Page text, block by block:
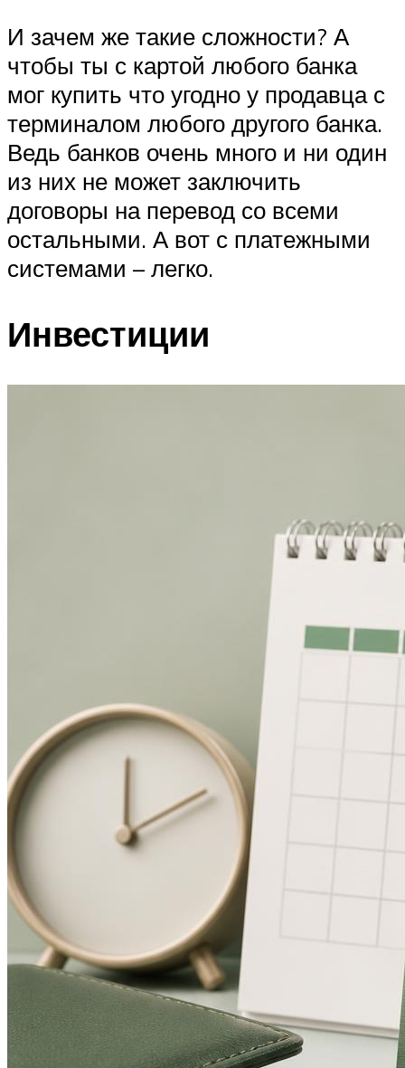
И зачем же такие сложности? А
чтобы ты с картой любого банка
мог купить что угодно у продавца с
терминалом любого другого банка.
Ведь банков очень много и ни один
из них не может заключить
договоры на перевод со всеми
остальными. А вот с платежными
системами – легко.
Инвестиции